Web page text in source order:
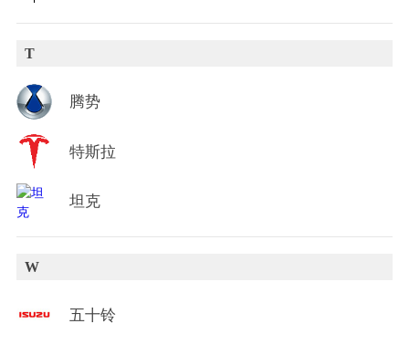
T
腾势
特斯拉
坦克
W
五十铃